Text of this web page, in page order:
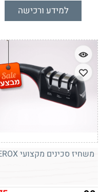
למידע ורכישה
משחיז סכינים מקצועי BEROX